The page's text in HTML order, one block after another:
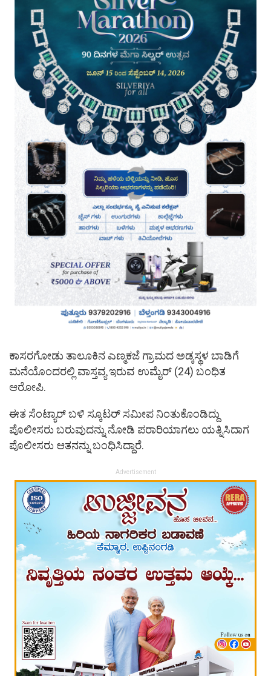
ಕಾಸರಗೋಡು ತಾಲೂಕಿನ ಎಣ್ಮಕಜೆ ಗ್ರಾಮದ ಅಡ್ಕಸ್ಥಳ ಬಾಡಿಗೆ
ಮನೆಯೊಂದರಲ್ಲಿ ವಾಸ್ತವ್ಯ ಇರುವ ಉಮೈರ್ (24) ಬಂಧಿತ
ಆರೋಪಿ.
ಈತ ಸೆಂಟ್ಯಾರ್ ಬಳಿ ಸ್ಕೂಟರ್ ಸಮೀಪ ನಿಂತುಕೊಂಡಿದ್ದು
ಪೊಲೀಸರು ಬರುವುದನ್ನು ನೋಡಿ ಪರಾರಿಯಾಗಲು ಯತ್ನಿಸಿದಾಗ
ಪೊಲೀಸರು ಆತನನ್ನು ಬಂಧಿಸಿದ್ದಾರೆ.
Advertisement